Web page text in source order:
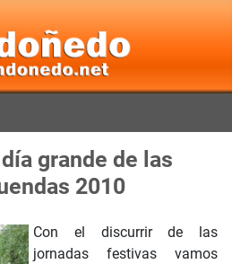
grande de las
2010
Con el discurrir de las
jornadas festivas vamos